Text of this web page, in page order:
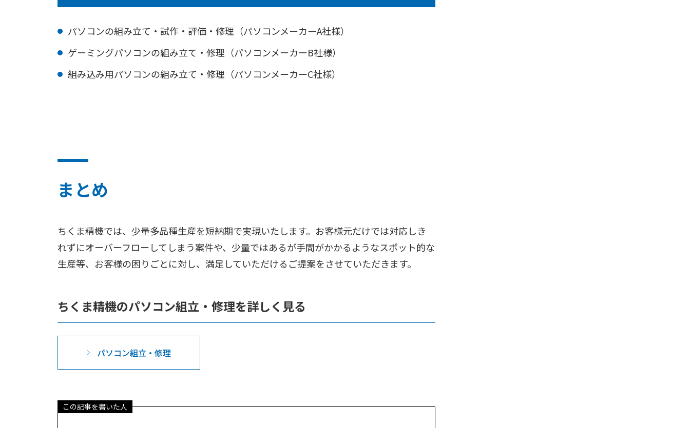
パソコンの組み立て・試作・評価・修理（パソコンメーカーA社様）
ゲーミングパソコンの組み立て・修理（パソコンメーカーB社様）
組み込み用パソコンの組み立て・修理（パソコンメーカーC社様）
まとめ
ちくま精機では、少量多品種生産を短納期で実現いたします。お客様元だけでは対応しき
れずにオーバーフローしてしまう案件や、少量ではあるが手間がかかるようなスポット的な
生産等、お客様の困りごとに対し、満足していただけるご提案をさせていただきます。
ちくま精機のパソコン組立・修理を詳しく見る
パソコン組立・修理
この記事を書いた人